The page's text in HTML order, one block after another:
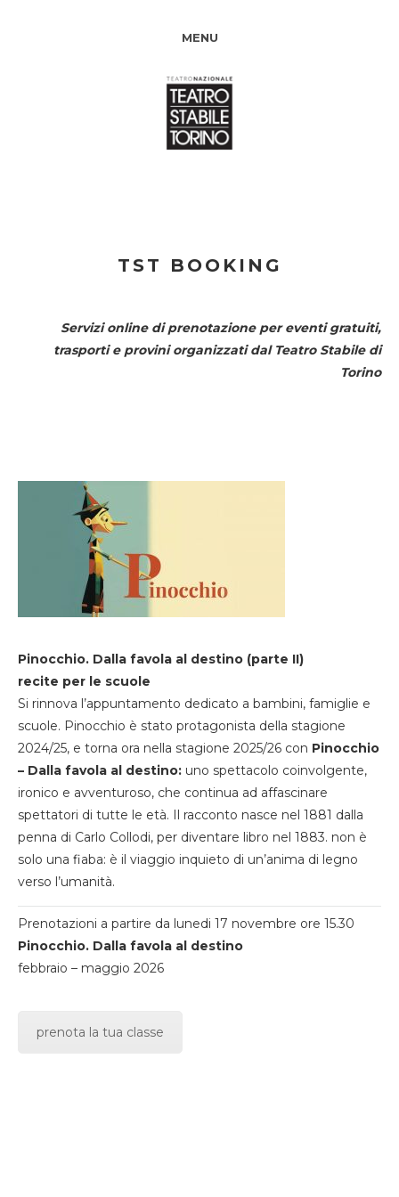
MENU
TST BOOKING
Servizi online di prenotazione per eventi gratuiti,
trasporti e provini organizzati dal Teatro Stabile di
Torino
Pinocchio. Dalla favola al destino (parte II)
recite per le scuole
Si rinnova l’appuntamento dedicato a bambini, famiglie e
scuole. Pinocchio è stato protagonista della stagione
2024/25, e torna ora nella stagione 2025/26 con Pinocchio
– Dalla favola al destino: uno spettacolo coinvolgente,
ironico e avventuroso, che continua ad affascinare
spettatori di tutte le età. Il racconto nasce nel 1881 dalla
penna di Carlo Collodi, per diventare libro nel 1883. non è
solo una fiaba: è il viaggio inquieto di un’anima di legno
verso l’umanità.
Prenotazioni a partire da lunedi 17 novembre ore 15.30
Pinocchio. Dalla favola al destino
febbraio – maggio 2026
prenota la tua classe